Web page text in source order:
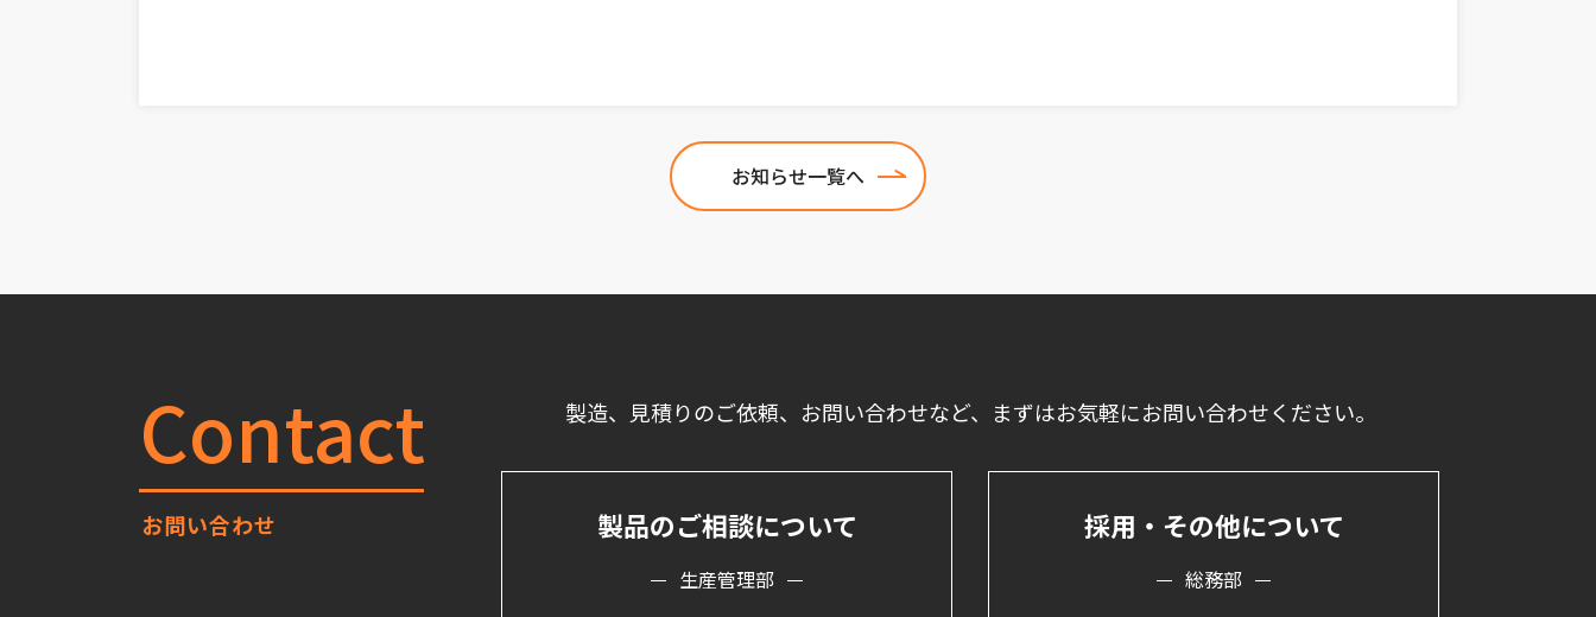
お知らせ一覧へ
Contact
お問い合わせ
製造、見積りのご依頼、お問い合わせなど、 まずはお気軽にお問い合わせください。
製品のご相談について
生産管理部
採用・その他について
総務部